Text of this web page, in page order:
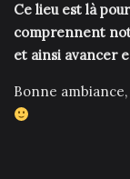
Ce lieu est là
comprennent
et ainsi avancer
Bonne